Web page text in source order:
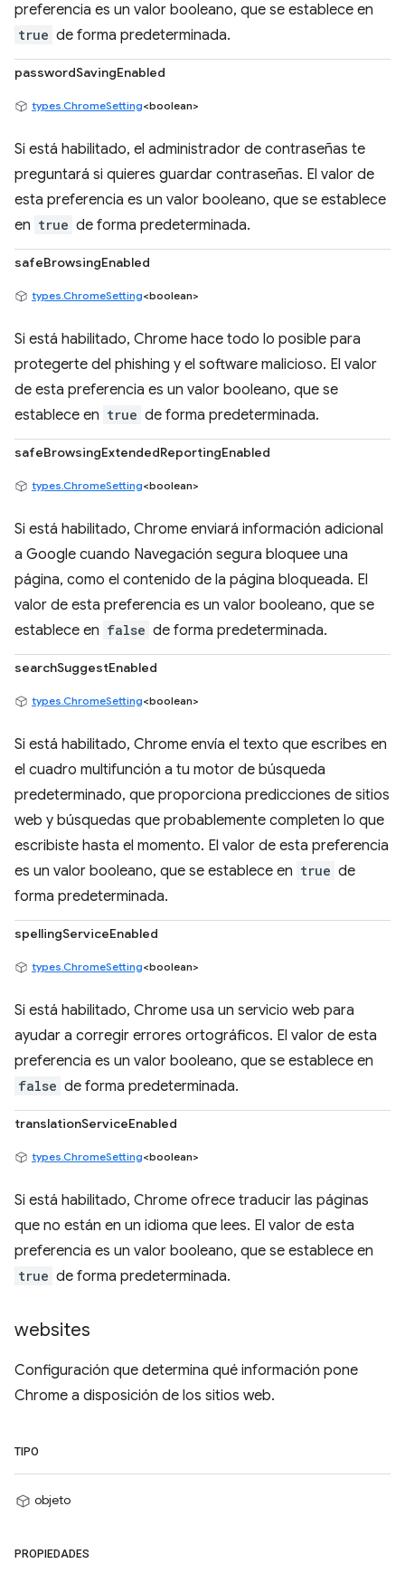
preferencia es un valor booleano, que se establece en
true de forma predeterminada.
passwordSavingEnabled
types.ChromeSetting<boolean>
Si está habilitado, el administrador de contraseñas te
preguntará si quieres guardar contraseñas. El valor de
esta preferencia es un valor booleano, que se establece
en true de forma predeterminada.
safeBrowsingEnabled
types.ChromeSetting<boolean>
Si está habilitado, Chrome hace todo lo posible para
protegerte del phishing y el software malicioso. El valor
de esta preferencia es un valor booleano, que se
establece en true de forma predeterminada.
safeBrowsingExtendedReportingEnabled
types.ChromeSetting<boolean>
Si está habilitado, Chrome enviará información adicional
a Google cuando Navegación segura bloquee una
página, como el contenido de la página bloqueada. El
valor de esta preferencia es un valor booleano, que se
establece en false de forma predeterminada.
searchSuggestEnabled
types.ChromeSetting<boolean>
Si está habilitado, Chrome envía el texto que escribes en
el cuadro multifunción a tu motor de búsqueda
predeterminado, que proporciona predicciones de sitios
web y búsquedas que probablemente completen lo que
escribiste hasta el momento. El valor de esta preferencia
es un valor booleano, que se establece en true de
forma predeterminada.
spellingServiceEnabled
types.ChromeSetting<boolean>
Si está habilitado, Chrome usa un servicio web para
ayudar a corregir errores ortográficos. El valor de esta
preferencia es un valor booleano, que se establece en
false de forma predeterminada.
translationServiceEnabled
types.ChromeSetting<boolean>
Si está habilitado, Chrome ofrece traducir las páginas
que no están en un idioma que lees. El valor de esta
preferencia es un valor booleano, que se establece en
true de forma predeterminada.
websites
Configuración que determina qué información pone
Chrome a disposición de los sitios web.
TIPO
objeto
PROPIEDADES